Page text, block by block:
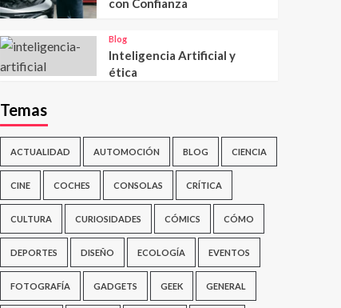
con Confianza
Blog
Inteligencia Artificial y
ética
Temas
ACTUALIDAD AUTOMOCIÓN BLOG CIENCIA
CINE COCHES CONSOLAS CRÍTICA
CULTURA CURIOSIDADES CÓMICS CÓMO
DEPORTES DISEÑO ECOLOGÍA EVENTOS
FOTOGRAFÍA GADGETS GEEK GENERAL